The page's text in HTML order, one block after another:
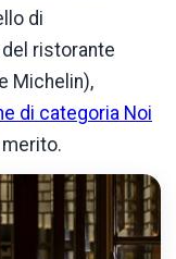
di
ristorante
Michelin),
di categoria Noi
merito.